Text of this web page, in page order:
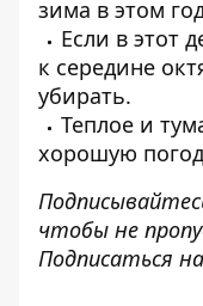
зима в этом
Если в этот
к середине
убирать.
Теплое и
хорошую
чтобы не
Подписаться